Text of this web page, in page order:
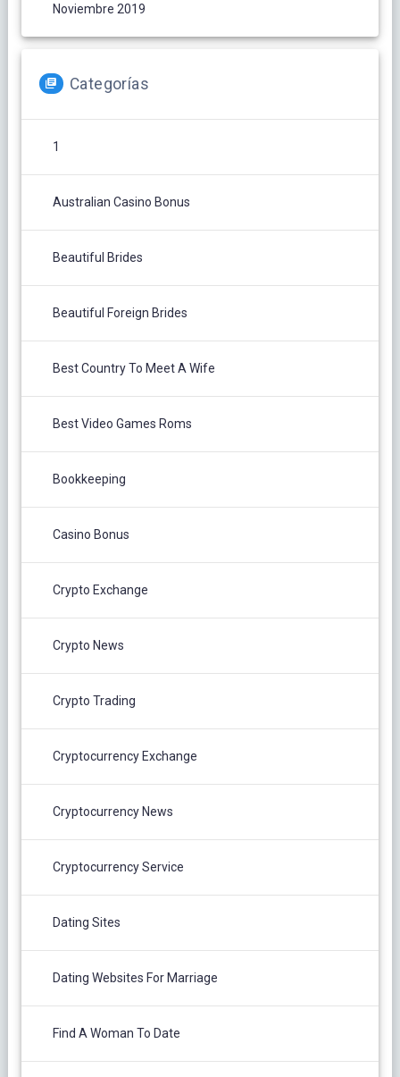
Noviembre 2019
Categorías
1
Australian Casino Bonus
Beautiful Brides
Beautiful Foreign Brides
Best Country To Meet A Wife
Best Video Games Roms
Bookkeeping
Casino Bonus
Crypto Exchange
Crypto News
Crypto Trading
Cryptocurrency Exchange
Cryptocurrency News
Cryptocurrency Service
Dating Sites
Dating Websites For Marriage
Find A Woman To Date